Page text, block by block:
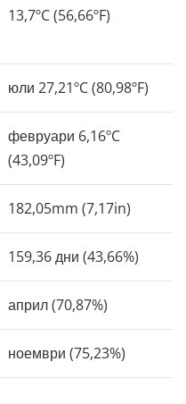
13,7ºC (56,66ºF)
юли 27,21ºC (80,98ºF)
февруари 6,16ºC
(43,09ºF)
182,05mm (7,17in)
159,36 дни (43,66%)
април (70,87%)
ноември (75,23%)